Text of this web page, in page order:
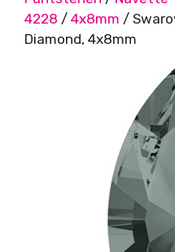
4228 / 4x8mm /
Diamond, 4x8mm